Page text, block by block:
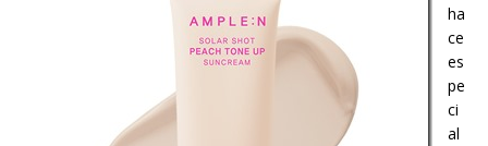
ha
ce
es
pe
ci
al